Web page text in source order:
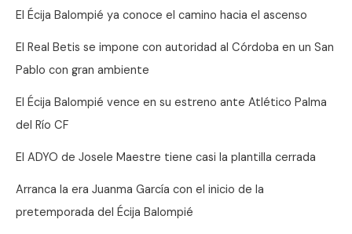
categoría
El Écija Balompié ya conoce el camino hacia el ascenso
El Real Betis se impone con autoridad al Córdoba en un San
Pablo con gran ambiente
El Écija Balompié vence en su estreno ante Atlético Palma
del Río CF
El ADYO de Josele Maestre tiene casi la plantilla cerrada
Arranca la era Juanma García con el inicio de la
pretemporada del Écija Balompié